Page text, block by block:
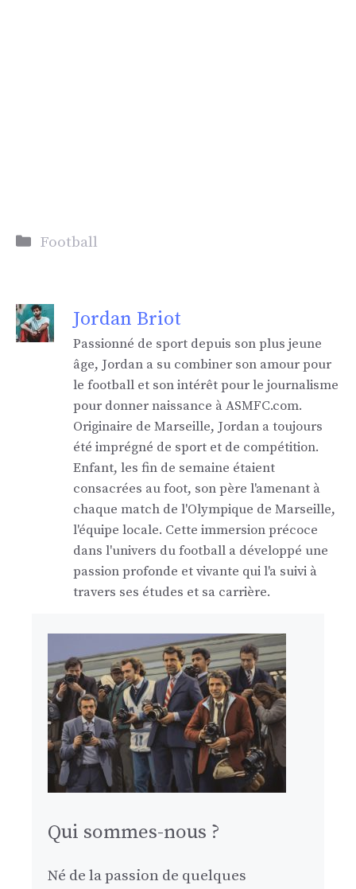
Catégories
Football
Jordan Briot
Passionné de sport depuis son plus jeune
âge, Jordan a su combiner son amour pour
le football et son intérêt pour le journalisme
pour donner naissance à ASMFC.com.
Originaire de Marseille, Jordan a toujours
été imprégné de sport et de compétition.
Enfant, les fin de semaine étaient
consacrées au foot, son père l'amenant à
chaque match de l'Olympique de Marseille,
l'équipe locale. Cette immersion précoce
dans l'univers du football a développé une
passion profonde et vivante qui l'a suivi à
travers ses études et sa carrière.
Qui sommes-nous ?
Né de la passion de quelques